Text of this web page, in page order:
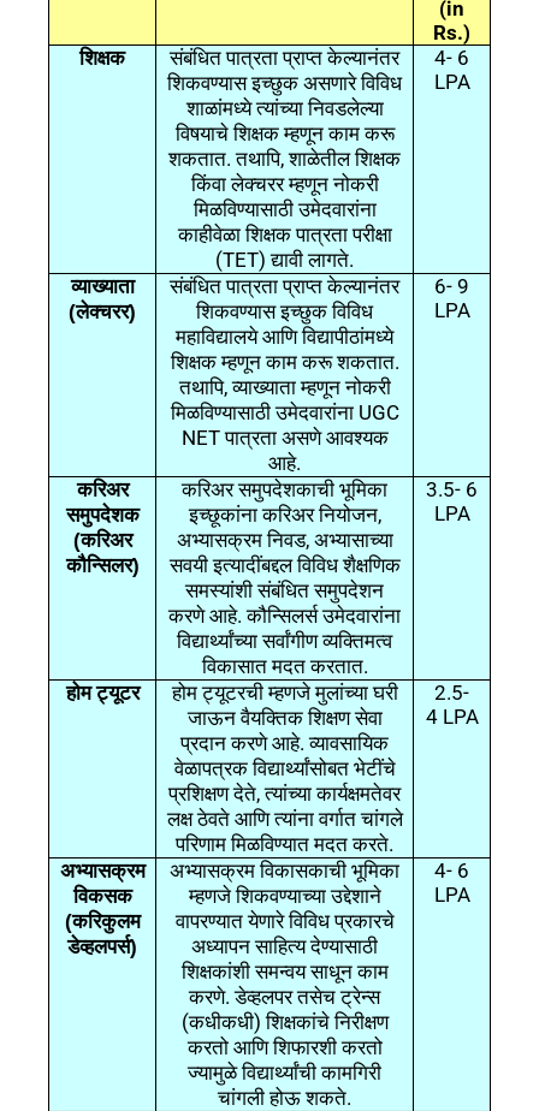
(in
Rs.)
शिक्षक संबंधित पात्रता प्राप्त केल्यानंतर
शिकवण्यास इच्छुक असणारे विविध
शाळांमध्ये त्यांच्या निवडलेल्या
विषयाचे शिक्षक म्हणून काम करू
शकतात.तथापि,शाळेतील शिक्षक
किंवा लेक्चरर म्हणून नोकरी
मिळविण्यासाठी उमेदवारांना
काहीवेळा शिक्षक पात्रता परीक्षा
(TET)द्यावी लागते.
4- 6
LPA
व्याख्याता
(लेक्चरर)
संबंधित पात्रता प्राप्त केल्यानंतर
शिकवण्यास इच्छुक विविध
महाविद्यालये आणि विद्यापीठांमध्ये
शिक्षक म्हणून काम करू शकतात.
तथापि,व्याख्याता म्हणून नोकरी
मिळविण्यासाठी उमेदवारांनाUGC
NETपात्रता असणे आवश्यक
आहे.
6- 9
LPA
करिअर
समुपदेशक
(करिअर
कौन्सिलर)
करिअर समुपदेशकाची भूमिका
इच्छूकांना करिअर नियोजन,
अभ्यासक्रम निवड, अभ्यासाच्या
सवयी इत्यादींबद्दल विविध शैक्षणिक
समस्यांशी संबंधित समुपदेशन
करणे आहे.कौन्सिलर्स उमेदवारांना
विद्यार्थ्यांच्या सर्वांगीण व्यक्तिमत्व
विकासात मदत करतात.
3.5- 6
LPA
होम ट्यूटर होम ट्यूटरची म्हणजे मुलांच्या घरी
जाऊन वैयक्तिक शिक्षण सेवा
प्रदान करणे आहे.व्यावसायिक
वेळापत्रक विद्यार्थ्यांसोबत भेटींचे
प्रशिक्षण देते,त्यांच्या कार्यक्षमतेवर
लक्ष ठेवते आणि त्यांना वर्गात चांगले
परिणाम मिळविण्यात मदत करते.
2.5-
4 LPA
अभ्यासक्रम
विकसक
(करिकुलम
डेव्हलपर्स)
अभ्यासक्रम विकासकाची भूमिका
म्हणजे शिकवण्याच्या उद्देशाने
वापरण्यात येणारे विविध प्रकारचे
अध्यापन साहित्य देण्यासाठी
शिक्षकांशी समन्वय साधून काम
करणे.डेव्हलपर तसेच ट्रेन्स
(कधीकधी)शिक्षकांचे निरीक्षण
करतो आणि शिफारशी करतो
ज्यामुळे विद्यार्थ्यांची कामगिरी
चांगली होऊ शकते.
4- 6
LPA